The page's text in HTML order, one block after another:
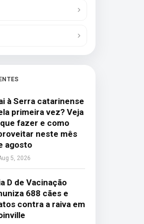
à Serra catarinense
primeira vez? Veja
fazer e como
neste mês
agosto
5, 2026
D de Vacinação
688 cães e
contra a raiva em